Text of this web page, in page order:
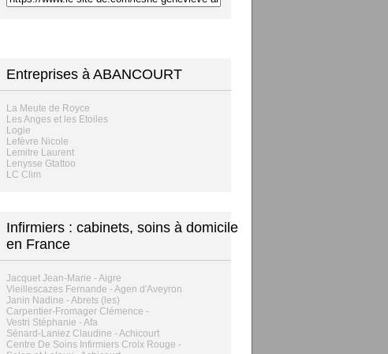
Entreprises à ABANCOURT
La Meute de Royce
Les Anges et les Etoiles
Logie
Lefèvre Nicole
Lemitre Laurent
Lenysse Gtattoo
LC Clim
Infirmiers : cabinets, soins à domicile
en France
Jacquet Jean-Marie - Aigre
Vieillescazes Fernande - Agen d'Aveyron
Janin Nadine - Abrets (les)
Carpentier-Fromager Clémence -
Vestri Stéphanie - Afa
Sénard-Laniez Claudine - Achicourt
Centre De Soins Infirmiers Croix Rouge -